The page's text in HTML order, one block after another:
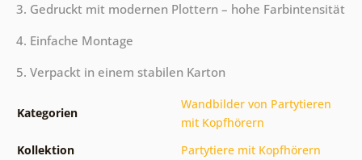
3. Gedruckt mit modernen Plottern – hohe Farbintensität
4. Einfache Montage
5. Verpackt in einem stabilen Karton
Kategorien
Wandbilder von Partytieren
mit Kopfhörern
Kollektion
Partytiere mit Kopfhörern